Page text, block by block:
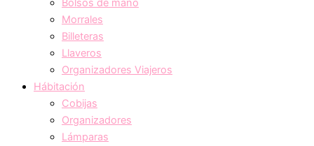
Bolsos de mano
Morrales
Billeteras
Llaveros
Organizadores Viajeros
Hábitación
Cobijas
Organizadores
Lámparas